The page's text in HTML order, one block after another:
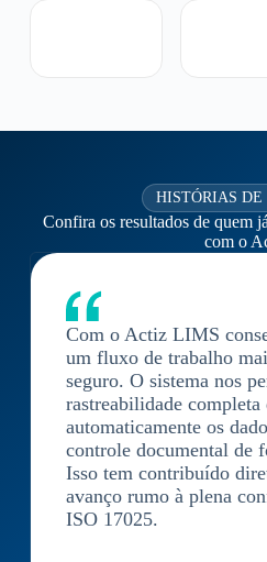
HISTÓRIAS DE
Confira os resultados de quem
com o
Com o Actiz LIMS
um fluxo de trabalho
seguro. O sistema nos
rastreabilidade
automaticamente os
controle documental de
Isso tem contribuído
avanço rumo à plena
ISO 17025.